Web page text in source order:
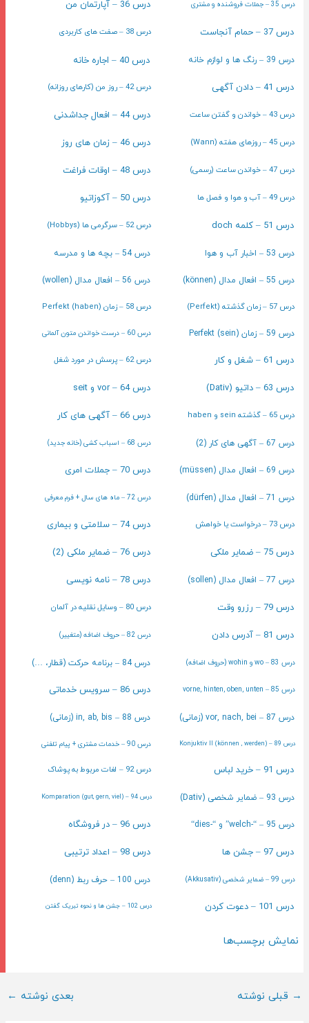
درس 35 – جملات فروشنده و مشتری درس 36 – آپارتمان من
درس 37 – حمام آنجاست درس 38 – صفت های کاربردی
درس 39 – رنگ ها و لوازم خانه درس 40 – اجاره خانه
درس 41 – دادن آگهی درس 42 – روز من (کارهای روزانه)
درس 43 – خواندن و گفتن ساعت درس 44 – افعال جداشدنی
درس 45 – روزهای هفته (Wann) درس 46 – زمان های روز
درس 47 – خواندن ساعت (رسمی) درس 48 – اوقات فراغت
درس 49 – آب و هوا و فصل ها درس 50 – آکوزاتیو
درس 51 – کلمه doch درس 52 – سرگرمی ها (Hobbys)
درس 53 – اخبار آب و هوا درس 54 – بچه ها و مدرسه
درس 55 – افعال مدال (können) درس 56 – افعال مدال (wollen)
درس 57 – زمان گذشته (Perfekt) درس 58 – زمان Perfekt (haben)
درس 59 – زمان Perfekt (sein) درس 60 – درست خواندن متون آلمانی
درس 61 – شغل و کار درس 62 – پرسش در مورد شغل
درس 63 – داتیو (Dativ) درس 64 – vor و seit
درس 65 – گذشته sein و haben درس 66 – آگهی های کار
درس 67 – آگهی های کار (2) درس 68 – اسباب کشی (خانه جدید)
درس 69 – افعال مدال (müssen) درس 70 – جملات امری
درس 71 – افعال مدال (dürfen) درس 72 – ماه های سال + فرم معرفی
درس 73 – درخواست یا خواهش درس 74 – سلامتی و بیماری
درس 75 – ضمایر ملکی درس 76 – ضمایر ملکی (2)
درس 77 – افعال مدال (sollen) درس 78 – نامه نویسی
درس 79 – رزرو وقت درس 80 – وسایل نقلیه در آلمان
درس 81 – آدرس دادن درس 82 – حروف اضافه (متغییر)
درس 83 – wo و wohin (حروف اضافه) درس 84 – برنامه حرکت (قطار، …)
درس 85 – vorne, hinten, oben, unten درس 86 – سرویس خدماتی
درس 87 – vor, nach, bei (زمانی) درس 88 – in, ab, bis (زمانی)
درس 89 – (können , werden) Konjuktiv II درس 90 – خدمات مشتری + پیام تلفنی
درس 91 – خرید لباس درس 92 – لغات مربوط به پوشاک
درس 93 – ضمایر شخصی (Dativ) درس 94 – (gut, gern, viel) Komparation
درس 95 – “-welch” و “-dies“ درس 96 – در فروشگاه
درس 97 – جشن ها درس 98 – اعداد ترتیبی
درس 99 – ضمایر شخصی (Akkusativ) درس 100 – حرف ربط (denn)
درس 101 – دعوت کردن درس 102 – جشن ها و نحوه تبریک گفتن
نمایش برچسب‌ها
ناوبری
→قبلی نوشته بعدی نوشته ←